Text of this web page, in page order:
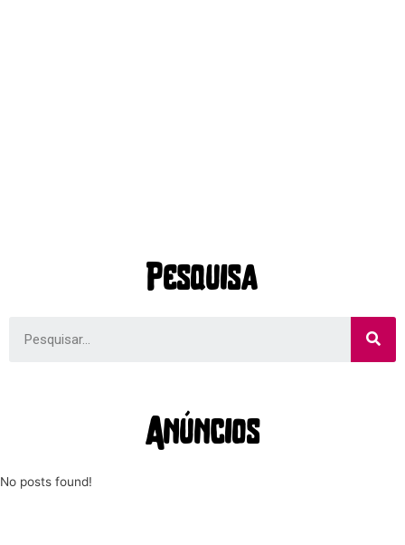
Pesquisa
Anúncios
No posts found!